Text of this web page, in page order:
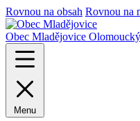
Rovnou na obsah Rovnou na
Obec Mladějovice
Menu